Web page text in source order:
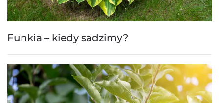
Funkia – kiedy sadzimy?